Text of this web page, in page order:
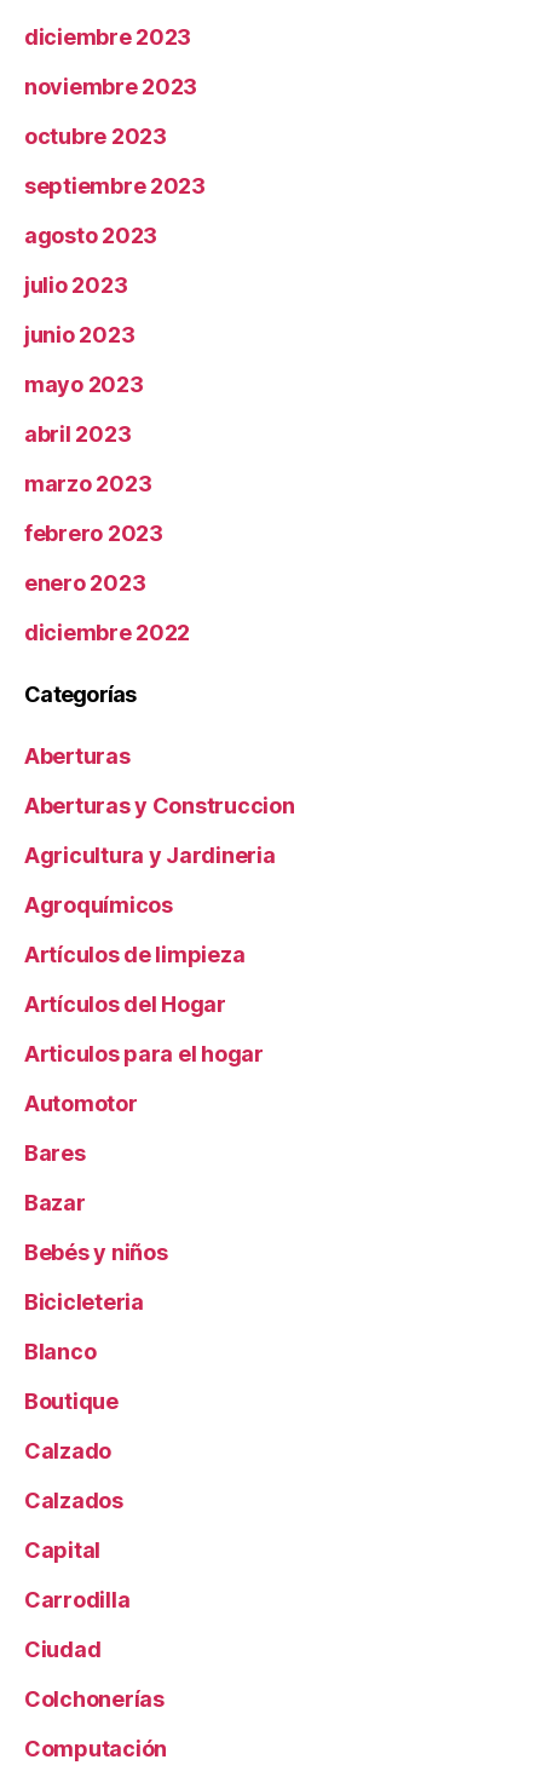
diciembre 2023
noviembre 2023
octubre 2023
septiembre 2023
agosto 2023
julio 2023
junio 2023
mayo 2023
abril 2023
marzo 2023
febrero 2023
enero 2023
diciembre 2022
Categorías
Aberturas
Aberturas y Construccion
Agricultura y Jardineria
Agroquímicos
Artículos de limpieza
Artículos del Hogar
Articulos para el hogar
Automotor
Bares
Bazar
Bebés y niños
Bicicleteria
Blanco
Boutique
Calzado
Calzados
Capital
Carrodilla
Ciudad
Colchonerías
Computación